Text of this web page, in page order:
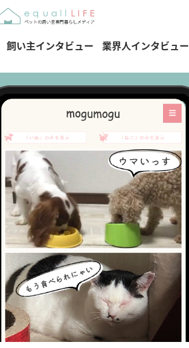
飼い主インタビュー 業界人インタビュー